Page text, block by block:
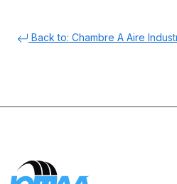
Back to: Chambre A Aire